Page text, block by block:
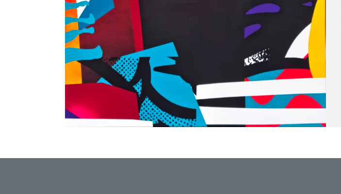
Pattern 3009